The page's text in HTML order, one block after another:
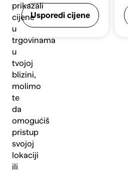
prikazali
cijene
u
trgovinama
u
tvojoj
blizini,
molimo
te
da
omogućiš
pristup
svojoj
lokaciji
ili
Usporedi cijene